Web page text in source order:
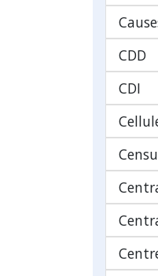
CDD
CDI